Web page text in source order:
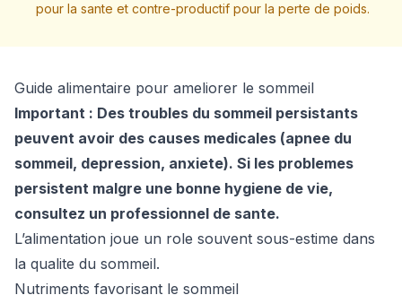
pour la sante et contre-productif pour la perte de poids.
Guide alimentaire pour ameliorer le sommeil
Important : Des troubles du sommeil persistants
peuvent avoir des causes medicales (apnee du
sommeil, depression, anxiete). Si les problemes
persistent malgre une bonne hygiene de vie,
consultez un professionnel de sante.
L’alimentation joue un role souvent sous-estime dans
la qualite du sommeil.
Nutriments favorisant le sommeil